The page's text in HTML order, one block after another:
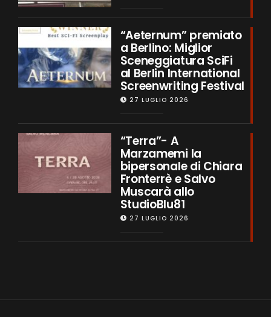
“Aeternum” premiato
a Berlino: Miglior
Sceneggiatura SciFi
al Berlin International
Screenwriting Festival
27 LUGLIO 2026
“Terra”- A
Marzamemi la
bipersonale di Chiara
Fronterrè e Salvo
Muscarà allo
StudioBlu81
27 LUGLIO 2026